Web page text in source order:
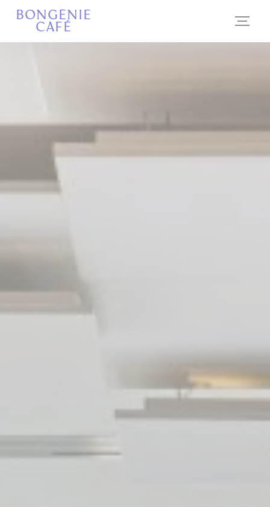
Πίνακας διαχείρισης "Μπισκότων" (Cookies)
BONGÉNIE
CAFÉ